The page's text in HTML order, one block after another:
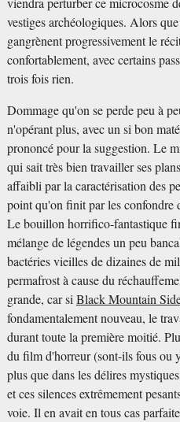
vestiges archéologiques. Alors
gangrènent progressivement le
confortablement, avec certains
trois fois rien.
Dommage qu'on se perde peu à
n'opérant plus, avec un si bon
prononcé pour la suggestion. Le
qui sait très bien travailler ses
affaibli par la caractérisation des
point qu'on finit par les confondre
Le bouillon horrifico-fantastique
mélange de légendes un peu
bactéries vieilles de dizaines de
permafrost à cause du
grande, car siBlack Mountain
fondamentalement nouveau, le
durant toute la première moitié.
du film d'horreur (sont-ils fous ou
plus que dans les délires
et ces silences extrêmement
voie. Il en avait en tous cas